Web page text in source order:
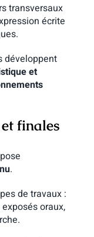
transversaux
écrite
développent
et
finales
.
de travaux :
oraux,